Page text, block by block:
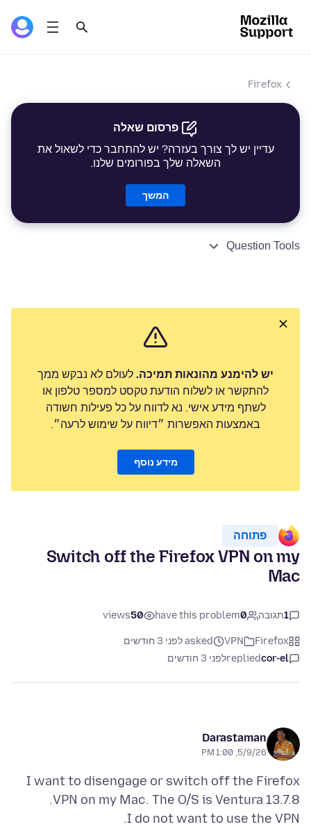
Firefox
פרסום שאלה
עדיין יש לך צורך בעזרה? יש להתחבר כדי לשאול את
השאלה שלך בפורומים שלנו.
המשך
Question Tools
יש להימנע מהונאות תמיכה. לעולם לא נבקש ממך
להתקשר או לשלוח הודעת טקסט למספר טלפון או
לשתף מידע אישי. נא לדווח על כל פעילות חשודה
באמצעות האפשרות ״דיווח על שימוש לרעה״.
מידע נוסף
פתוחה
Switch off the Firefox VPN on my
Mac
1תגובה 0
have this problem
50
views
Firefox
VPN
asked לפני 3 חודשים
cor-el
repliedלפני 3 חודשים
Darastaman
5/9/26, 1:00 PM
I want to disengage or switch off the Firefox
I do not want to use the VPN.